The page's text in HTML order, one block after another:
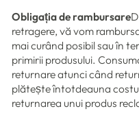
Obligația de rambursare
retragere, vă vom
mai curând posibil sau în
primirii produsului.
returnare atunci când
plătește întotdeauna
returnarea unui produs